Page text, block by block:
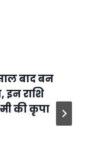
बाद बन
इन राशि
की कृपा